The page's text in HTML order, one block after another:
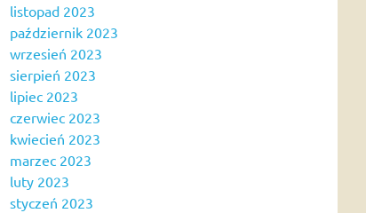
listopad 2023
październik 2023
wrzesień 2023
sierpień 2023
lipiec 2023
czerwiec 2023
kwiecień 2023
marzec 2023
luty 2023
styczeń 2023